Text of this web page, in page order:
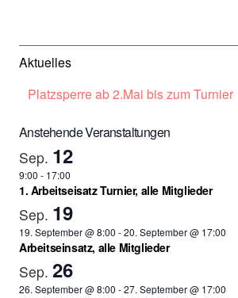
Aktuelles
Platzsperre ab 2.Mai bis zum Turnier
Anstehende Veranstaltungen
Sep. 12
9:00 - 17:00
1. Arbeitseisatz Turnier, alle Mitglieder
Sep. 19
19. September @ 8:00 -20. September @ 17:00
Arbeitseinsatz, alle Mitglieder
Sep. 26
26. September @ 8:00 -27. September @ 17:00